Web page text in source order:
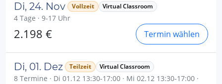
Di, 24. Nov Vollzeit Virtual Classroom
4 Tage · 9-17 Uhr
2.198 € Termin wählen
Di, 01. Dez Teilzeit Virtual Classroom
8 Termine · Di 01.12 13:30-17:00 · Mi 02.12 13:30-17:00 ·